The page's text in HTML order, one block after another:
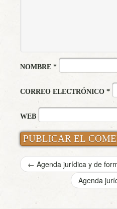
NOMBRE *
CORREO ELECTRÓNICO *
WEB
← Agenda jurídica y de
Agenda